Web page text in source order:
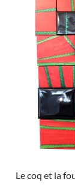
Le coq et la